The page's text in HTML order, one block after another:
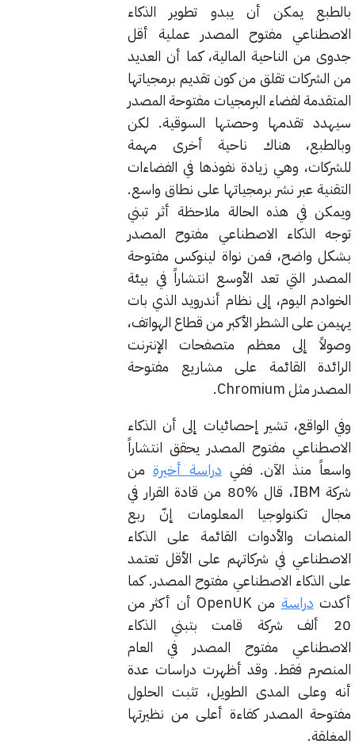
بالطبع يمكن أن يبدو تطوير الذكاء
الاصطناعي مفتوح المصدر عملية أقل
جدوى من الناحية المالية، كما أن العديد
من الشركات تقلق من كون تقديم برمجياتها
المتقدمة لفضاء البرمجيات مفتوحة المصدر
سيهدد تقدمها وحصتها السوقية. لكن
وبالطبع، هناك ناحية أخرى مهمة
للشركات، وهي زيادة نفوذها في الفضاءات
التقنية عبر نشر برمجياتها على نطاق واسع.
ويمكن في هذه الحالة ملاحظة أثر تبني
توجه الذكاء الاصطناعي مفتوح المصدر
بشكل واضح، فمن نواة لينوكس مفتوحة
المصدر التي تعد الأوسع انتشاراً في بيئة
الخوادم اليوم، إلى نظام أندرويد الذي بات
يهيمن على الشطر الأكبر من قطاع الهواتف،
وصولاً إلى معظم متصفحات الإنترنت
الرائدة القائمة على مشاريع مفتوحة
المصدر مثل Chromium.
وفي الواقع، تشير إحصائيات إلى أن الذكاء
الاصطناعي مفتوح المصدر يحقق انتشاراً
واسعاً منذ الآن. ففي دراسة أخيرة من
شركة IBM، قال %80 من قادة القرار في
مجال تكنولوجيا المعلومات إنّ ربع
المنصات والأدوات القائمة على الذكاء
الاصطناعي في شركاتهم على الأقل تعتمد
على الذكاء الاصطناعي مفتوح المصدر. كما
أكدت دراسة
من OpenUK أن أكثر من
20 ألف شركة قامت بتبني الذكاء
الاصطناعي مفتوح المصدر في العام
المنصرم فقط. وقد أظهرت دراسات عدة
أنه وعلى المدى الطويل، تثبت الحلول
مفتوحة المصدر كفاءة أعلى من نظيرتها
المغلقة.